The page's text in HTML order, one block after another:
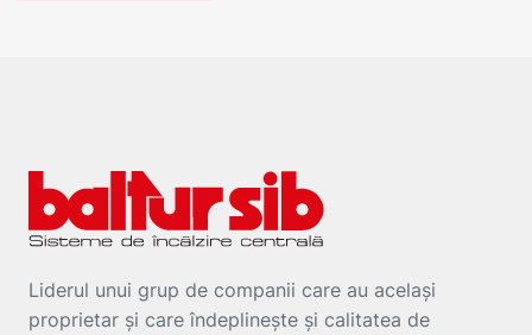
Liderul unui grup de companii care au același
proprietar și care îndeplinește și calitatea de